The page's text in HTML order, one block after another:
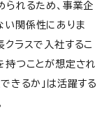
られるため、事業企
い関係性にありま
クラスで入社するこ
持つことが想定され
きるか」は活躍する